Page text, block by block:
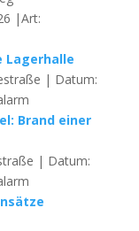
|Art:
Lagerhalle
| Datum:
Brand einer
| Datum: